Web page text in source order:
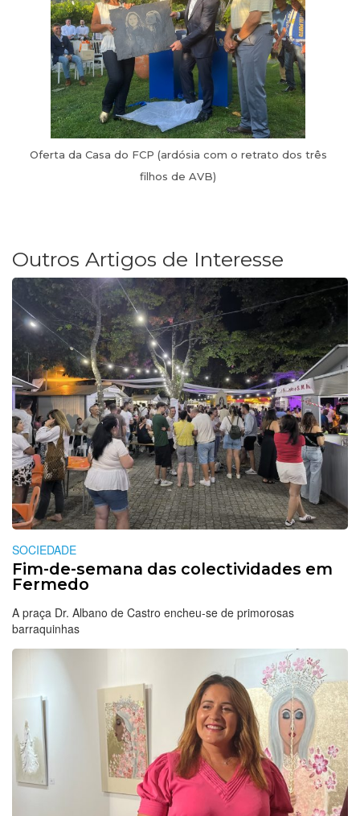
Oferta da Casa do FCP (ardósia com o retrato dos três
filhos de AVB)
Outros Artigos de Interesse
SOCIEDADE
Fim-de-semana das colectividades em
Fermedo
A praça Dr. Albano de Castro encheu-se de primorosas
barraquinhas